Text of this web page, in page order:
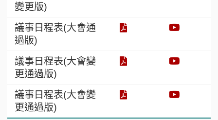
變更版)
議事日程表(大會通
過版)
議事日程表(大會變
更通過版)
議事日程表(大會變
更通過版)